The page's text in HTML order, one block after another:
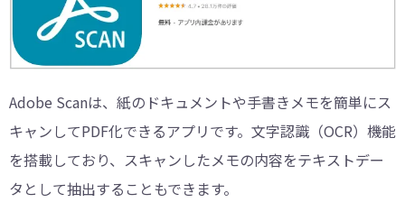
Adobe Scanは、紙のドキュメントや手書きメモを簡単にス
キャンしてPDF化できるアプリです。文字認識（OCR）機能
を搭載しており、スキャンしたメモの内容をテキストデー
タとして抽出することもできます。